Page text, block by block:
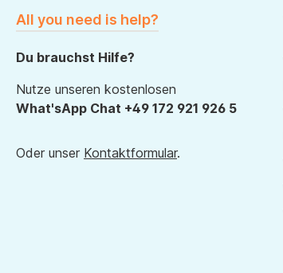
All you need is help?
Du brauchst Hilfe?
Nutze unseren kostenlosen
What'sApp Chat +49 172 921 926 5
Oder unser Kontaktformular.